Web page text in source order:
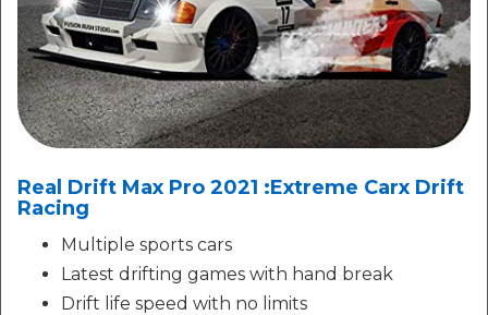
Real Drift Max Pro 2021 :Extreme Carx Drift
Racing
Multiple sports cars
Latest drifting games with hand break
Drift life speed with no limits